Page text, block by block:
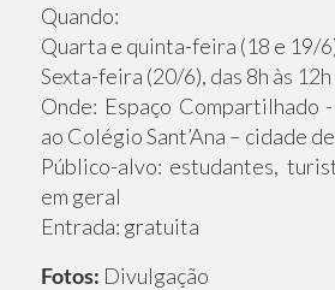
Quando:
Quarta e quinta-feira (18 e 19/
Sexta-feira (20/6), das 8h às 12h
Onde: Espaço Compartilhado
ao Colégio Sant’Ana – cidade
Público-alvo: estudantes,
em geral
Entrada: gratuita
Fotos: Divulgação